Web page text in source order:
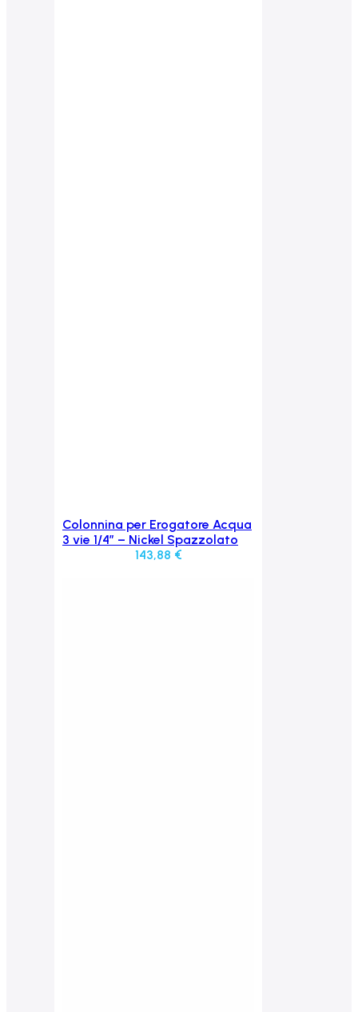
Aggiungi al carrello
Colonnina per Erogatore Acqua
3 vie 1/4” – Nickel Spazzolato
143,88 €